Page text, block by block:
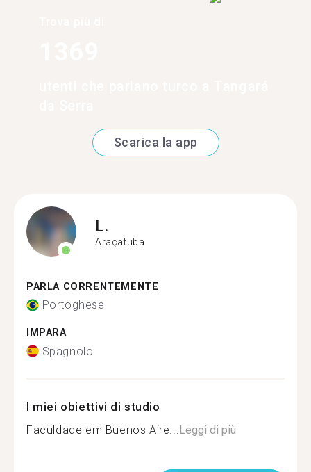
Scarica la app
L.
Araçatuba
PARLA CORRENTEMENTE
Portoghese
IMPARA
Spagnolo
I miei obiettivi di studio
Faculdade em Buenos Aire... Leggi di più